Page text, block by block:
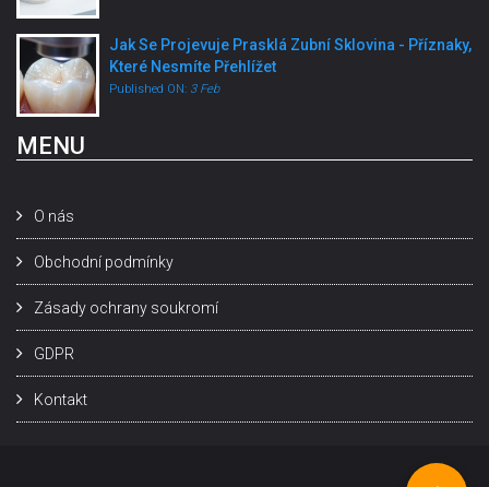
Jak Se Projevuje Prasklá Zubní Sklovina - Příznaky,
Které Nesmíte Přehlížet
Published ON: 3 Feb
MENU
O nás
Obchodní podmínky
Zásady ochrany soukromí
GDPR
Kontakt